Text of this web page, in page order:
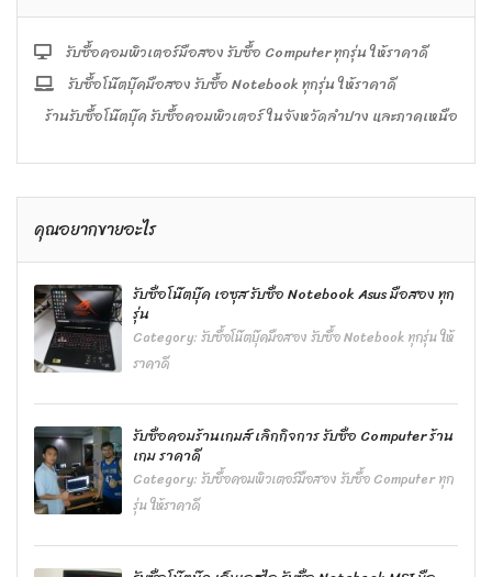
รับซื้อคอมพิวเตอร์มือสอง รับซื้อ Computer ทุกรุ่น ให้ราคาดี
รับซื้อโน๊ตบุ๊คมือสอง รับซื้อ Notebook ทุกรุ่น ให้ราคาดี
ร้านรับซื้อโน๊ตบุ๊ค รับซื้อคอมพิวเตอร์ ในจังหวัดลำปาง และภาคเหนือ
คุณอยากขายอะไร
รับซื้อโน๊ตบุ๊ค เอซุส รับซื้อ Notebook Asus มือสอง ทุก
รุ่น
Category:รับซื้อโน๊ตบุ๊คมือสอง รับซื้อ Notebook ทุกรุ่น ให้
ราคาดี
รับซื้อคอมร้านเกมส์ เลิกกิจการ รับซื้อ Computer ร้าน
เกม ราคาดี
Category:รับซื้อคอมพิวเตอร์มือสอง รับซื้อ Computer ทุก
รุ่น ให้ราคาดี